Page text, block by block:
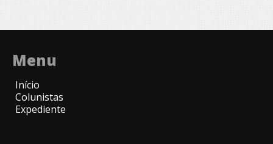
Menu
Início
Colunistas
Expediente